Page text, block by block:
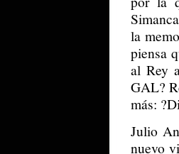
la
piensa
al Rey
GAL?
más:
Julio
nuevo